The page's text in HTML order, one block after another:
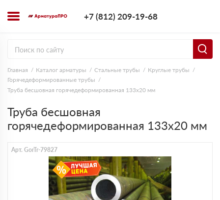
+7 (812) 209-19-68
Главная Каталог арматуры Стальные трубы
Круглые трубы
Горячедеформированные трубы
Труба бесшовная горячедеформированная 133х20 мм
Труба бесшовная
горячедеформированная 133х20 мм
Арт. GorTr-79827